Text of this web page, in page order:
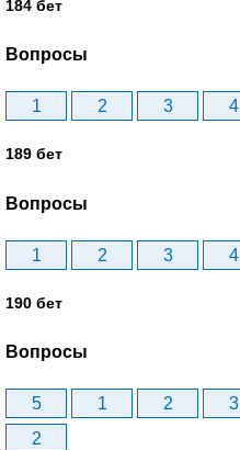
184 бет
Вопросы
1 2 3 4
189 бет
Вопросы
1 2 3 4
190 бет
Вопросы
5 1 2 3
2